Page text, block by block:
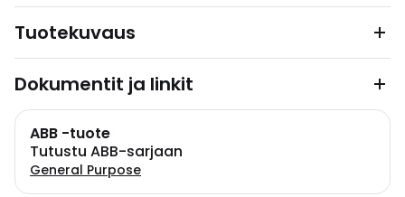
Tuotekuvaus
Dokumentit ja linkit
ABB -tuote
Tutustu ABB-sarjaan
General Purpose